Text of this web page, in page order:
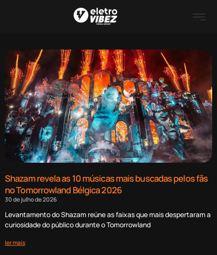
Shazam revela as 10 músicas mais buscadas pelos fãs
no Tomorrowland Bélgica 2026
30 de julho de 2026
Levantamento do Shazam reúne as faixas que mais despertaram a
curiosidade do público durante o Tomorrowland
ler mais